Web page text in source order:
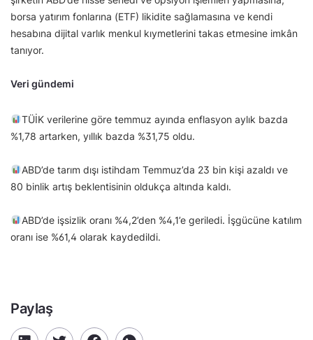
borsa yatırım fonlarına (ETF) likidite sağlamasına ve kendi
hesabına dijital varlık menkul kıymetlerini takas etmesine imkân
tanıyor.
Veri gündemi
TÜİK verilerine göre temmuz ayında enflasyon aylık bazda
%1,78 artarken, yıllık bazda %31,75 oldu.
ABD’de tarım dışı istihdam Temmuz’da 23 bin kişi azaldı ve
80 binlik artış beklentisinin oldukça altında kaldı.
ABD’de işsizlik oranı %4,2’den %4,1’e geriledi. İşgücüne katılım
oranı ise %61,4 olarak kaydedildi.
Paylaş